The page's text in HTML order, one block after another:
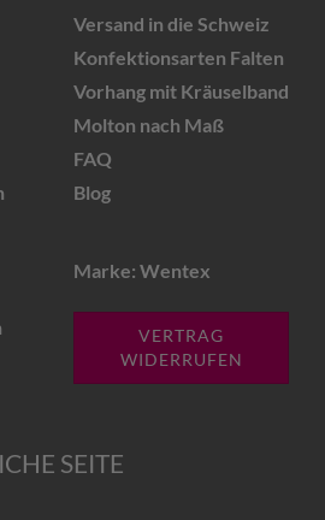
Versand in die Schweiz
Konfektionsarten Falten
Vorhang mit Kräuselband
Molton nach Maß
FAQ
Blog
Marke: Wentex
VERTRAG
WIDERRUFEN
SEITE